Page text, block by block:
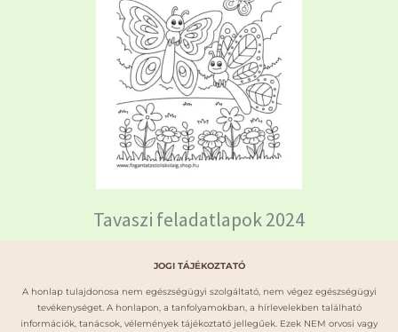
Tavaszi feladatlapok 2024
JOGI TÁJÉKOZTATÓ
A honlap tulajdonosa nem egészségügyi szolgáltató, nem végez egészségügyi
tevékenységet. A honlapon, a tanfolyamokban, a hírlevelekben található
információk, tanácsok, vélemények tájékoztató jellegűek. Ezek NEM orvosi vagy